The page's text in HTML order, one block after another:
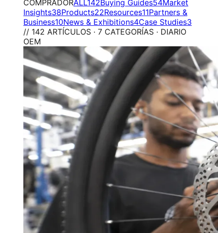
COMPRADORALL142Buying Guides54Market
Insights38Products22Resources11Partners &
Business10News & Exhibitions4Case Studies3
// 142 ARTÍCULOS · 7 CATEGORÍAS · DIARIO
OEM